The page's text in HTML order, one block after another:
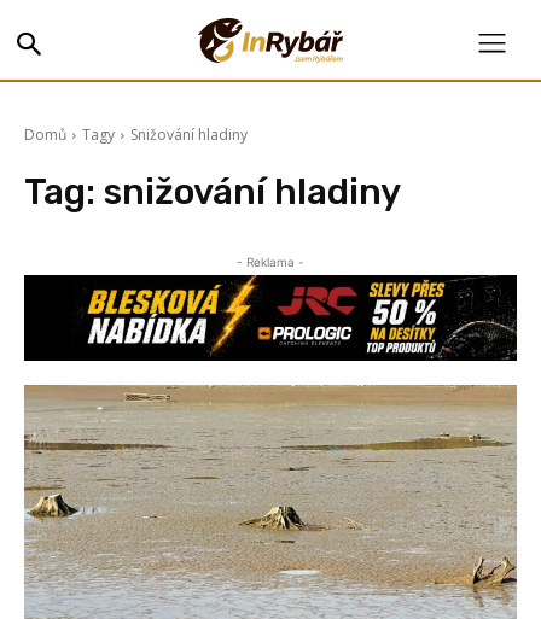
Domů Tagy Snižování hladiny
Tag: snižování hladiny
- Reklama -